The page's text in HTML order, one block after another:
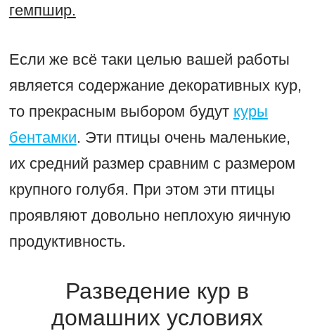
гемпшир.
Если же всё таки целью вашей работы
является содержание декоративных кур,
то прекрасным выбором будут куры
бентамки. Эти птицы очень маленькие,
их средний размер сравним с размером
крупного голубя. При этом эти птицы
проявляют довольно неплохую яичную
продуктивность.
Разведение кур в
домашних условиях